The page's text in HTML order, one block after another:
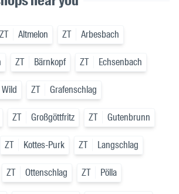
ZT Altmelon ZT Arbesbach
ZT Bärnkopf ZT Echsenbach
ZT Grafenschlag
ZT Großgöttfritz ZT Gutenbrunn
ZT Kottes-Purk ZT Langschlag
ZT Ottenschlag ZT Pölla